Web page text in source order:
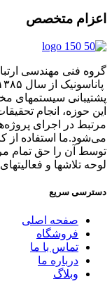
اعزام متخصص
گروه فنی مهندسی
پشتیبانی سیستمهای
این حوزه، انجام
مرتبط در اجرای
می‌شود.ما استفاده از
توسط آن را حق تمام
لوحه تلاشها و
دسترسی سریع
صفحه اصلی
فروشگاه
تماس با ما
درباره ما
وبلاگ